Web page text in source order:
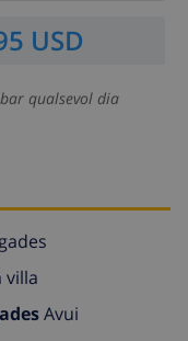
USD
qualsevol dia
villa
Avui